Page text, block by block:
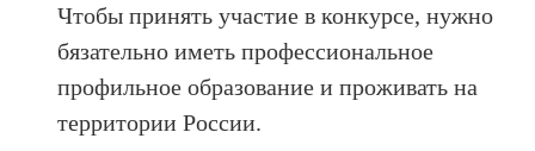
Чтобы принять участие в конкурсе, нужно
бязательно иметь профессиональное
профильное образование и проживать на
территории России.